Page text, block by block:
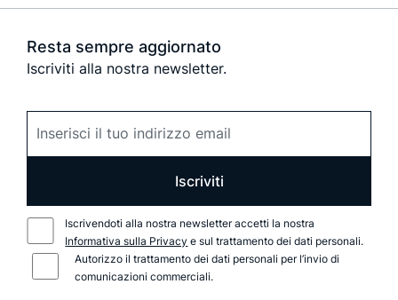
Resta sempre aggiornato
Iscriviti alla nostra newsletter.
Iscriviti
Iscrivendoti alla nostra newsletter accetti la nostra
Informativa sulla Privacy e sul trattamento dei dati personali.
Autorizzo il trattamento dei dati personali per l’invio di
comunicazioni commerciali.